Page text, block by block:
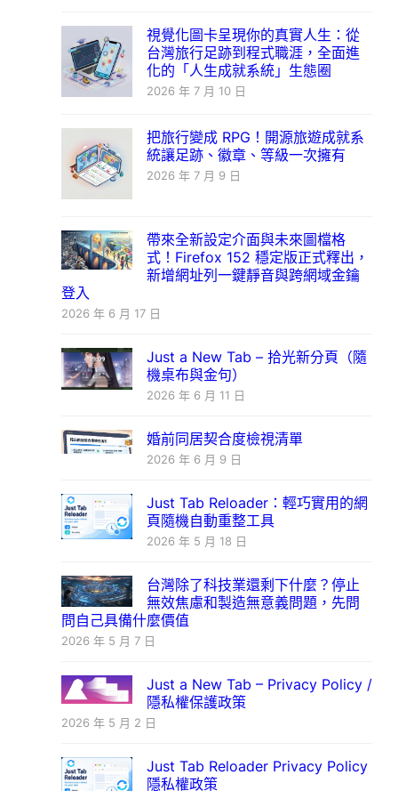
視覺化圖卡呈現你的真實人生：從
台灣旅行足跡到程式職涯，全面進
化的「人生成就系統」生態圈
2026 年 7 月 10 日
把旅行變成 RPG！開源旅遊成就系
統讓足跡、徽章、等級一次擁有
2026 年 7 月 9 日
帶來全新設定介面與未來圖檔格
式！Firefox 152 穩定版正式釋出，
新增網址列一鍵靜音與跨網域金鑰
登入
2026 年 6 月 17 日
Just a New Tab – 拾光新分頁（隨
機桌布與金句）
2026 年 6 月 11 日
婚前同居契合度檢視清單
2026 年 6 月 9 日
Just Tab Reloader：輕巧實用的網
頁隨機自動重整工具
2026 年 5 月 18 日
台灣除了科技業還剩下什麼？停止
無效焦慮和製造無意義問題，先問
問自己具備什麼價值
2026 年 5 月 7 日
Just a New Tab – Privacy Policy /
隱私權保護政策
2026 年 5 月 2 日
Just Tab Reloader Privacy Policy
隱私權政策